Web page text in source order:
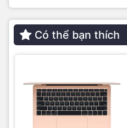
Có thể bạn thích